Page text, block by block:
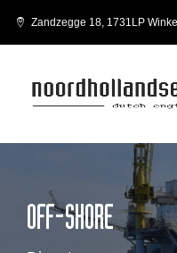
Zandzegge 18, 1731LP Winkel
OFF-SHORE